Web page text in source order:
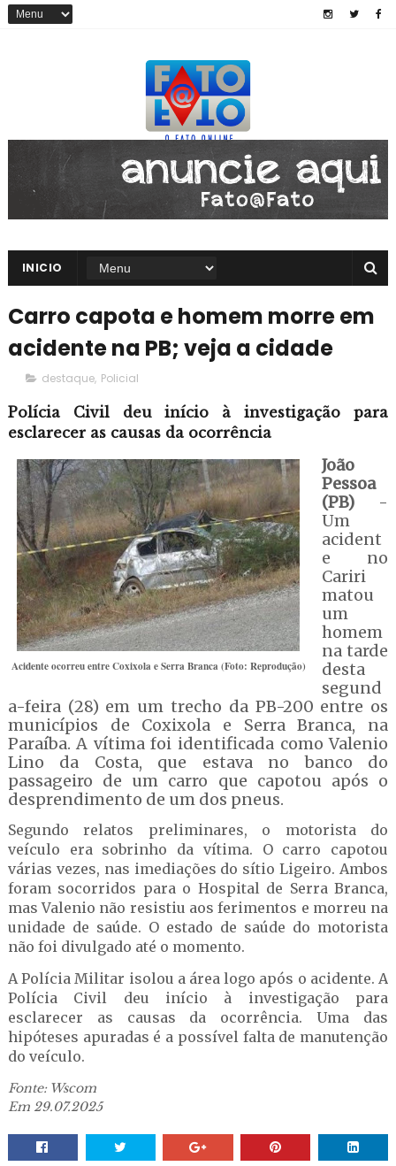
INICIO
Carro capota e homem morre em
acidente na PB; veja a cidade
destaque, Policial
Polícia Civil deu início à investigação para
esclarecer as causas da ocorrência
Acidente ocorreu entre Coxixola e Serra Branca (Foto: Reprodução)
João
Pessoa
(PB)-
Um
acident
e no
Cariri
matou
um
homem
na tarde
desta
segund
a-feira (28) em um trecho da PB-200 entre os
municípios de Coxixola e Serra Branca, na
Paraíba. A vítima foi identificada como Valenio
Lino da Costa, que estava no banco do
passageiro de um carro que capotou após o
desprendimento de um dos pneus.
Segundo relatos preliminares, o motorista do
veículo era sobrinho da vítima. O carro capotou
várias vezes, nas imediações do sítio Ligeiro. Ambos
foram socorridos para o Hospital de Serra Branca,
mas Valenio não resistiu aos ferimentos e morreu na
unidade de saúde. O estado de saúde do motorista
não foi divulgado até o momento.
A Polícia Militar isolou a área logo após o acidente. A
Polícia Civil deu início à investigação para
esclarecer as causas da ocorrência. Uma das
hipóteses apuradas é a possível falta de manutenção
do veículo.
Fonte: Wscom
Em 29.07.2025